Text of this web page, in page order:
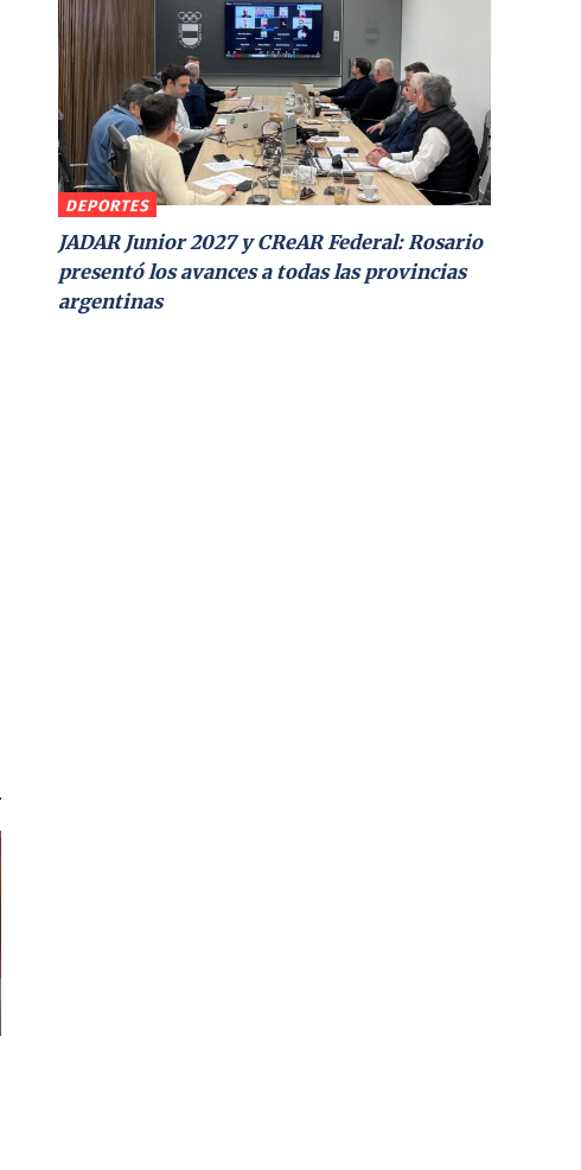
DEPORTES
JADAR Junior 2027 y CReAR Federal: Rosario
presentó los avances a todas las provincias
argentinas